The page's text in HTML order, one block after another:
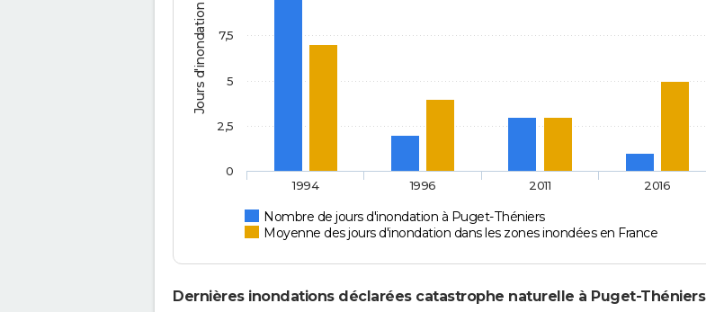
Jours d'inondation
Nombre de jours d'inondation à Puget-Théniers
Moyenne des jours d'inondation dans les zones inondées en France
1994 1996 2011 2016
0
2,5
5
7,5
Dernières inondations déclarées catastrophe naturelle à Puget-Théniers